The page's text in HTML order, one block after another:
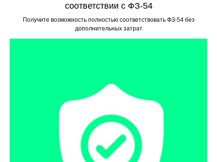
соответствии с ФЗ-54
Получите возможность полностью соответствовать ФЗ-54 без
дополнительных затрат